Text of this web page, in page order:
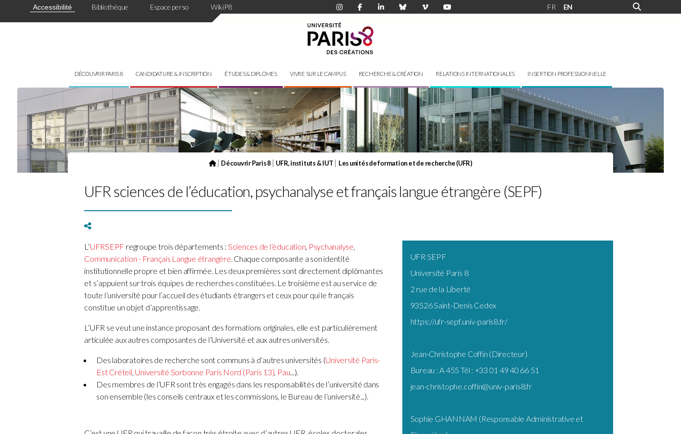
Accessibilité Bibliothèque Espace perso WikiP8 FR EN
DÉCOUVRIR PARIS 8 CANDIDATURE & INSCRIPTION ÉTUDES & DIPLÔMES VIVRE SUR LE CAMPUS RECHERCHE & CRÉATION RELATIONS INTERNATIONALES INSERTION PROFESSIONNELLE
| Découvrir Paris 8 | UFR, instituts & IUT | Les unités de formation et de recherche (UFR)
UFR sciences de l’éducation, psychanalyse et français langue étrangère (SEPF)
L’UFRSEPF regroupe trois départements : Sciences de l’éducation Psychanalyse
Communication - Français Langue étrangère . Chaque composante a son identité
institutionnelle propre et bien affirmée. Les deux premières sont directement diplômantes
et s’appuient sur trois équipes de recherches constituées. Le troisième est au service de
toute l’université pour l’accueil des étudiants étrangers et ceux pour qui le français
constitue un objet d’apprentissage.
L’UFR se veut une instance proposant des formations originales, elle est particulièrement
articulée aux autres composantes de l’Université et aux autres universités.
Des laboratoires de recherche sont communs à d’autres universités (Université Paris-
Est Créteil Université Sorbonne Paris Nord (Paris 13) Pau ...).
Des membres de l’UFR sont très engagés dans les responsabilités de l’université dans
son ensemble (les conseils centraux et les commissions, le Bureau de l’université...).
UFR SEPF
Université Paris 8
2 rue de la Liberté
93526 Saint-Denis Cedex
https://ufr-sepf.univ-paris8.fr/
Jean-Christophe Coffin (Directeur)
Bureau : A 455 Tél : +33 01 49 40 66 51
jean-christophe.coffin@univ-paris8.fr
Sophie GHANNAM (Responsable Administrative et
Panneau de gestion des cookies